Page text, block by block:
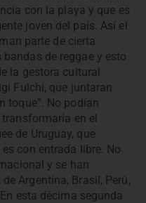
con la playa y que es
joven del país. Así el
parte de cierta
de reggae y esto
la gestora cultural
Fulchi, que juntaran
toque”. No podían
transformaría en el
de Uruguay, que
con entrada libre. No
y se han
Argentina, Brasil, Perú,
esta décima segunda